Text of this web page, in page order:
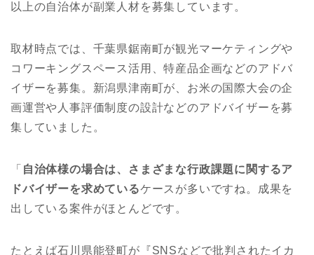
以上の自治体が副業人材を募集しています。
取材時点では、千葉県鋸南町が観光マーケティングや
コワーキングスペース活用、特産品企画などのアドバ
イザーを募集。新潟県津南町が、お米の国際大会の企
画運営や人事評価制度の設計などのアドバイザーを募
集していました。
「 自治体様の場合は、さまざまな行政課題に関するア
ドバイザーを求めているケースが多いですね。成果を
出している案件がほとんどです。
たとえば石川県能登町が『SNSなどで批判されたイカ